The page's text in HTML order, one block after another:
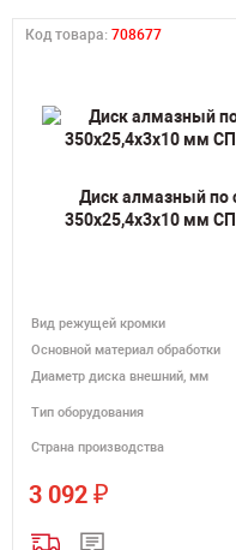
Код товара: 708677
Диск алмазный по
350х25,4х3х10 мм
Вид режущей кромки
Основной материал обработки
Диаметр диска внешний, мм
Тип оборудования
Страна производства
3 092 ₽